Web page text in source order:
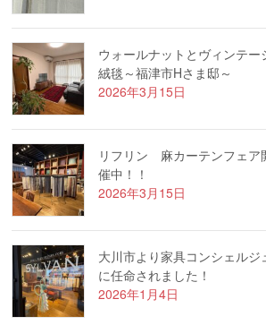
ウォールナットとヴィンテー
絨毯～福津市Hさま邸～
2026年3月15日
リフリン 麻カーテンフェア
催中！！
2026年3月15日
大川市より家具コンシェルジ
に任命されました！
2026年1月4日